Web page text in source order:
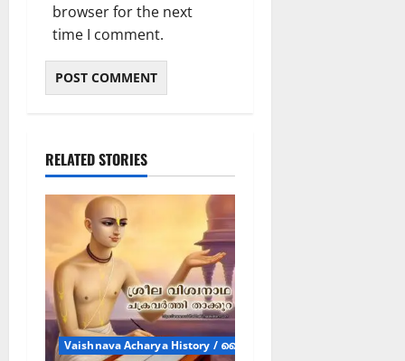
browser for the next
time I comment.
RELATED STORIES
Vaishnava Acharya History / വൈഷ്ണവാചാര്യന്മാരുടെ ചരിത്രം